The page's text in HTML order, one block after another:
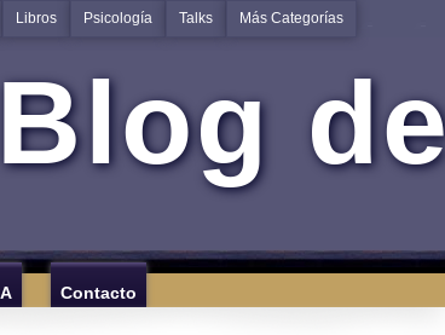
Libros Psicología Talks Más Categorías
Blog
Contacto